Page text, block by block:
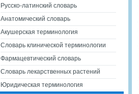
Русско-латинский словарь
Анатомический словарь
Акушерская терминология
Словарь клинической терминологии
Фармацевтический словарь
Словарь лекарственных растений
Юридическая терминология